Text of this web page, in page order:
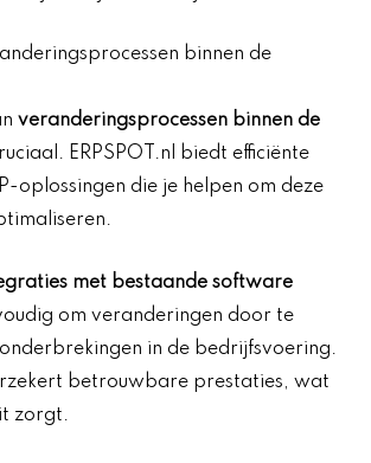
binnen de
veranderingsprocessen binnen de
ERPSPOT.nl biedt efficiënte
oplossingen die je helpen om deze
met bestaande software
om veranderingen door te
in de bedrijfsvoering.
betrouwbare prestaties, wat
zorgt.